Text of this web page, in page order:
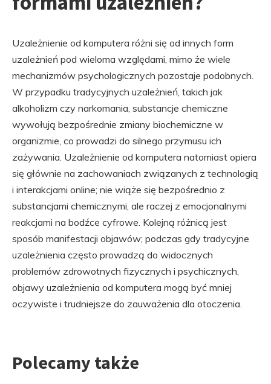
Uzależnienie od komputera różni się od innych form
uzależnień pod wieloma względami, mimo że wiele
mechanizmów psychologicznych pozostaje podobnych.
W przypadku tradycyjnych uzależnień, takich jak
alkoholizm czy narkomania, substancje chemiczne
wywołują bezpośrednie zmiany biochemiczne w
organizmie, co prowadzi do silnego przymusu ich
zażywania. Uzależnienie od komputera natomiast opiera
się głównie na zachowaniach związanych z technologią
i interakcjami online; nie wiąże się bezpośrednio z
substancjami chemicznymi, ale raczej z emocjonalnymi
reakcjami na bodźce cyfrowe. Kolejną różnicą jest
sposób manifestacji objawów; podczas gdy tradycyjne
uzależnienia często prowadzą do widocznych
problemów zdrowotnych fizycznych i psychicznych,
objawy uzależnienia od komputera mogą być mniej
oczywiste i trudniejsze do zauważenia dla otoczenia.
Polecamy także